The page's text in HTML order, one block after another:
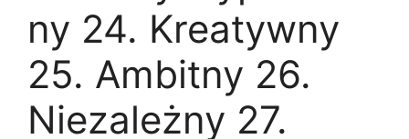
ny 24. Kreatywny
25. Ambitny 26.
Niezależny 27.